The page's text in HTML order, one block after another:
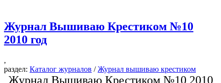
Журнал Вышиваю Крестиком №10
2010 год
,
раздел: Каталог журналов /Журнал вышиваю крестиком
Журнал Вышиваю Крестиком №10 2010